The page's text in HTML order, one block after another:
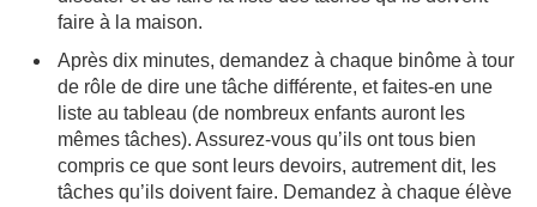
faire à la maison.
Après dix minutes, demandez à chaque binôme à tour
de rôle de dire une tâche différente, et faites-en une
liste au tableau (de nombreux enfants auront les
mêmes tâches). Assurez-vous qu’ils ont tous bien
compris ce que sont leurs devoirs, autrement dit, les
tâches qu’ils doivent faire. Demandez à chaque élève